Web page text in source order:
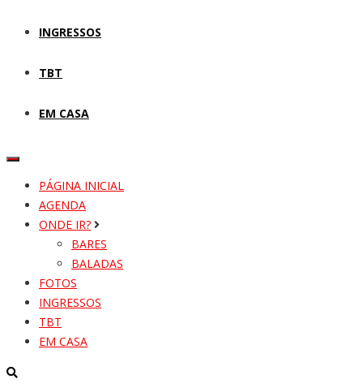
INGRESSOS
TBT
EM CASA
PÁGINA INICIAL
AGENDA
ONDE IR?
BARES
BALADAS
FOTOS
INGRESSOS
TBT
EM CASA